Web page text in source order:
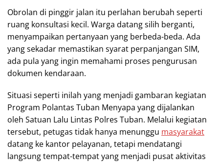
Obrolan di pinggir jalan itu perlahan berubah seperti
ruang konsultasi kecil. Warga datang silih berganti,
menyampaikan pertanyaan yang berbeda-beda. Ada
yang sekadar memastikan syarat perpanjangan SIM,
ada pula yang ingin memahami proses pengurusan
dokumen kendaraan.
Situasi seperti inilah yang menjadi gambaran kegiatan
Program Polantas Tuban Menyapa yang dijalankan
oleh Satuan Lalu Lintas Polres Tuban. Melalui kegiatan
tersebut, petugas tidak hanya menunggu masyarakat
datang ke kantor pelayanan, tetapi mendatangi
langsung tempat-tempat yang menjadi pusat aktivitas